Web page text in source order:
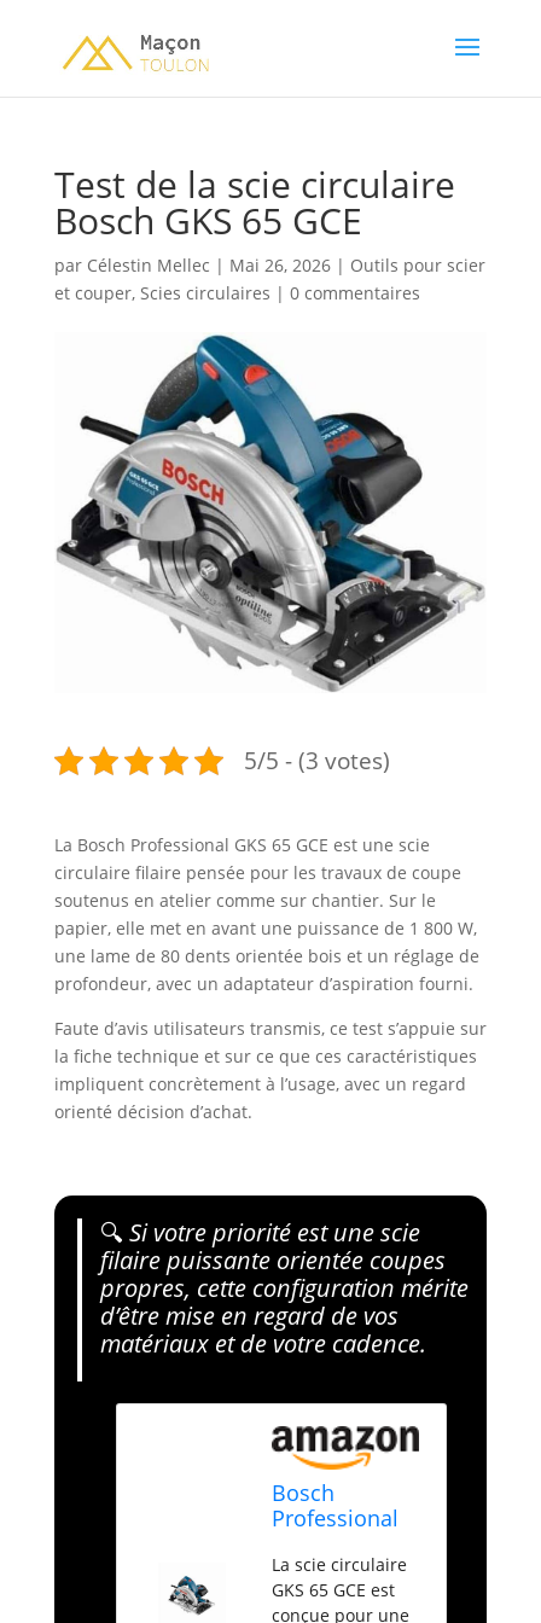
Test de la scie circulaire
Bosch GKS 65 GCE
par Célestin Mellec | Mai 26, 2026| Outils pour scier
et couper, Scies circulaires | 0 commentaires
5/5 - (3 votes)
La Bosch Professional GKS 65 GCE est une scie
circulaire filaire pensée pour les travaux de coupe
soutenus en atelier comme sur chantier. Sur le
papier, elle met en avant une puissance de 1 800 W,
une lame de 80 dents orientée bois et un réglage de
profondeur, avec un adaptateur d’aspiration fourni.
Faute d’avis utilisateurs transmis, ce test s’appuie sur
la fiche technique et sur ce que ces caractéristiques
impliquent concrètement à l’usage, avec un regard
orienté décision d’achat.
🔍 Si votre priorité est une scie
filaire puissante orientée coupes
propres, cette configuration mérite
d’être mise en regard de vos
matériaux et de votre cadence.
Bosch
Professional
GKS 65 GCE
(avec clé 6
La scie circulaire
GKS 65 GCE est
conçue pour une